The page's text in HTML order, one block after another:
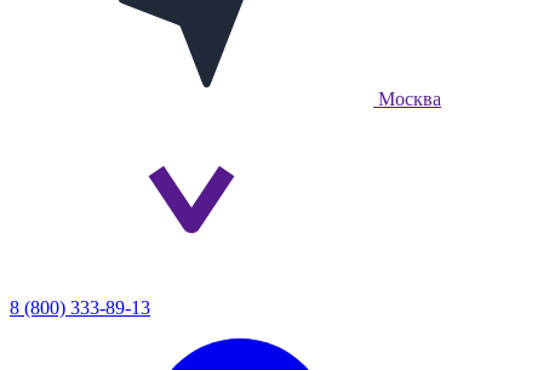
Москва
8 (800) 333-89-13